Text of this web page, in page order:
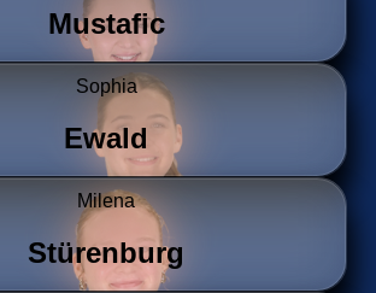
Mustafic
Sophia
Ewald
Milena
Stürenburg